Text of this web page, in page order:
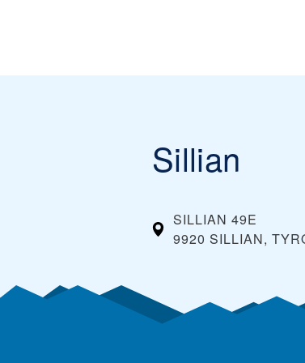
Sillian
SILLIAN 49E
9920 SILLIAN,